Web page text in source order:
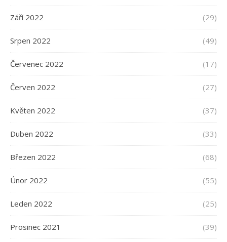
Září 2022 (29)
Srpen 2022 (49)
Červenec 2022 (17)
Červen 2022 (27)
Květen 2022 (37)
Duben 2022 (33)
Březen 2022 (68)
Únor 2022 (55)
Leden 2022 (25)
Prosinec 2021 (39)